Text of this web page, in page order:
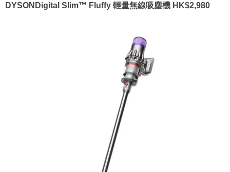
DYSONDigital Slim™ Fluffy 輕量無線吸塵機 HK$2,980